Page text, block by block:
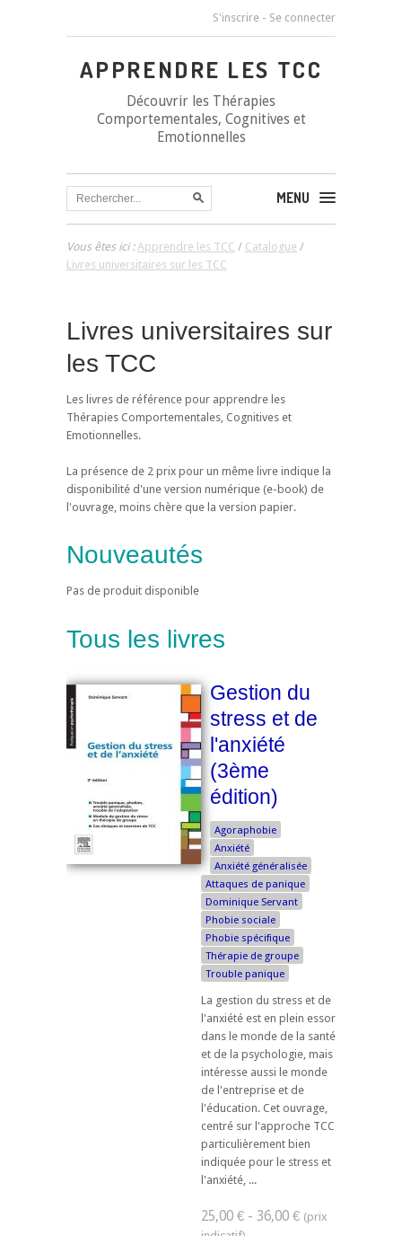
S'inscrire - Se connecter
APPRENDRE LES TCC
Découvrir les Thérapies
Comportementales, Cognitives et
Emotionnelles
MENU
Vous êtes ici :Apprendre les TCC / Catalogue /
Livres universitaires sur les TCC
Livres universitaires sur
les TCC
Les livres de référence pour apprendre les
Thérapies Comportementales, Cognitives et
Emotionnelles.
La présence de 2 prix pour un même livre indique la
disponibilité d'une version numérique (e-book) de
l'ouvrage, moins chère que la version papier.
Nouveautés
Pas de produit disponible
Tous les livres
Gestion du
stress et de
l'anxiété
(3ème
édition)
Agoraphobie
Anxiété
Anxiété généralisée
Attaques de panique
Dominique Servant
Phobie sociale
Phobie spécifique
Thérapie de groupe
Trouble panique
La gestion du stress et de
l'anxiété est en plein essor
dans le monde de la santé
et de la psychologie, mais
intéresse aussi le monde
de l'entreprise et de
l'éducation. Cet ouvrage,
centré sur l'approche TCC
particulièrement bien
indiquée pour le stress et
l'anxiété, ...
25,00 € - 36,00 €